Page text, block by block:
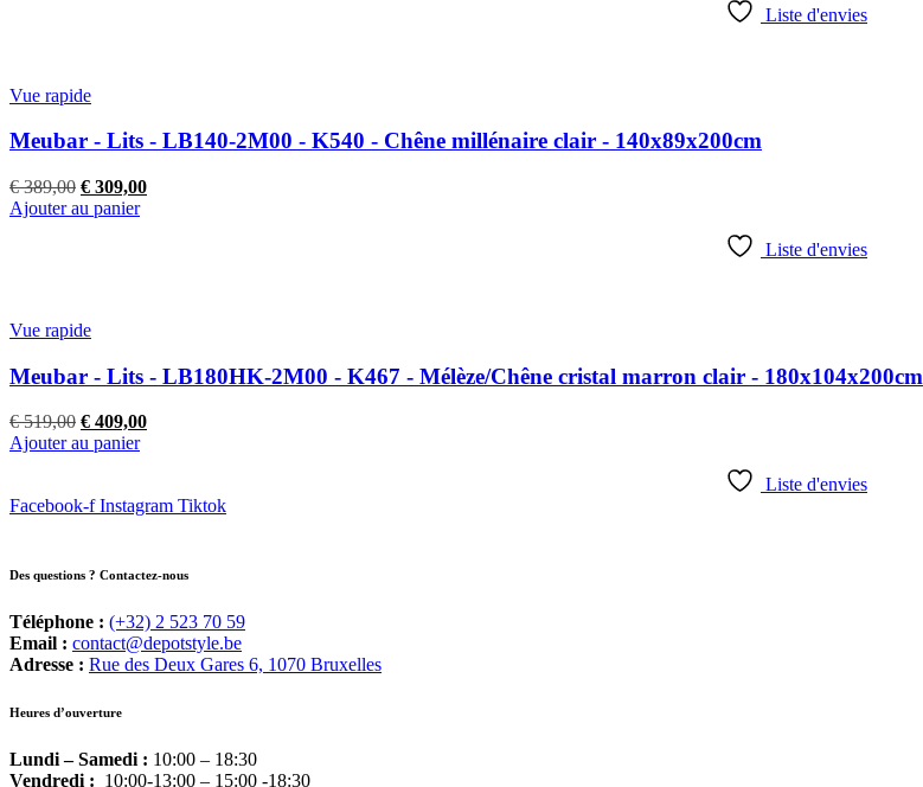
Liste d'envies
Vue rapide
Meubar - Lits - LB140-2M00 - K540 - Chêne millénaire clair - 140x89x200cm
€389,00 Le
prix
€ 309,00Le
Ajouter au panier
Liste d'envies
Vue rapide
Meubar - Lits - LB180HK-2M00 - K467 - Mélèze/Chêne cristal marron clair - 180x104x200cm
€519,00 Le
prix
€ 519,00.
€ 409,00Le
€ 409,00.
Ajouter au panier
Liste d'envies
Facebook-f Instagram Tiktok
Des questions ? Contactez-nous
Téléphone : (+32) 2 523 70 59
Email : contact@depotstyle.be
Adresse : Rue des Deux Gares 6, 1070 Bruxelles
Heures d’ouverture
Lundi – Samedi : 10:00 – 18:30
Vendredi : 10:00-13:00 – 15:00 -18:30